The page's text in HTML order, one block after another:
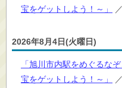
宝をゲットしよう！～」
2026年8月4日(火曜日)
「旭川市内駅をめぐるな
宝をゲットしよう！～」